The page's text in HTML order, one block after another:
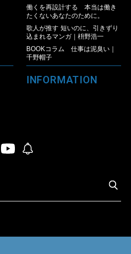
働くを再設計する 本当は働き
たくないあなたのために。
歌人が推す 短いのに、引きずり
込まれるマンガ｜枡野浩一
BOOKコラム 仕事は泥臭い｜
千野帽子
INFORMATION